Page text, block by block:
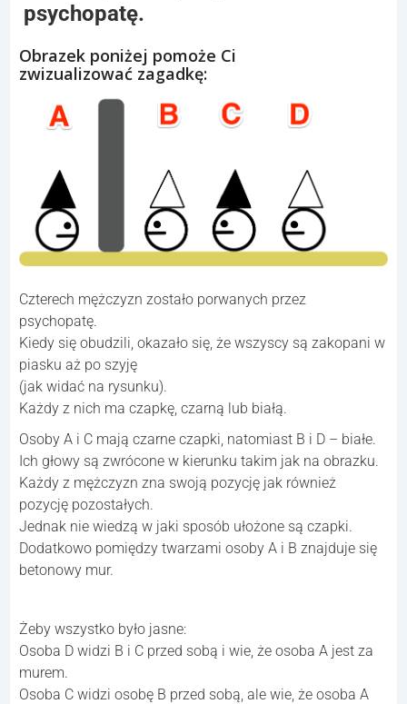
psychopatę.
Obrazek poniżej pomoże Ci
zwizualizować zagadkę:
Czterech mężczyzn zostało porwanych przez
psychopatę.
Kiedy się obudzili, okazało się, że wszyscy są zakopani w
piasku aż po szyję
(jak widać na rysunku).
Każdy z nich ma czapkę, czarną lub białą.
Osoby A i C mają czarne czapki, natomiast B i D – białe.
Ich głowy są zwrócone w kierunku takim jak na obrazku.
Każdy z mężczyzn zna swoją pozycję jak również
pozycję pozostałych.
Jednak nie wiedzą w jaki sposób ułożone są czapki.
Dodatkowo pomiędzy twarzami osoby A i B znajduje się
betonowy mur.
Żeby wszystko było jasne:
Osoba D widzi B i C przed sobą i wie, że osoba A jest za
murem.
Osoba C widzi osobę B przed sobą, ale wie, że osoba A